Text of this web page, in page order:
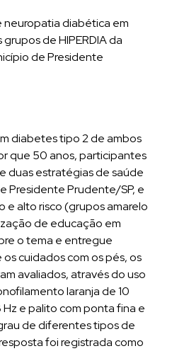
diabética em
de HIPERDIA da
de Presidente
diabetes tipo 2 de ambos
que 50 anos, participantes
duas estratégias de saúde
Presidente Prudente/SP, e
e alto risco (grupos amarelo
de educação em
o tema e entregue
cuidados com os pés, os
avaliados, através do uso
laranja de 10
Hz e palito com ponta fina e
de diferentes tipos de
foi registrada como